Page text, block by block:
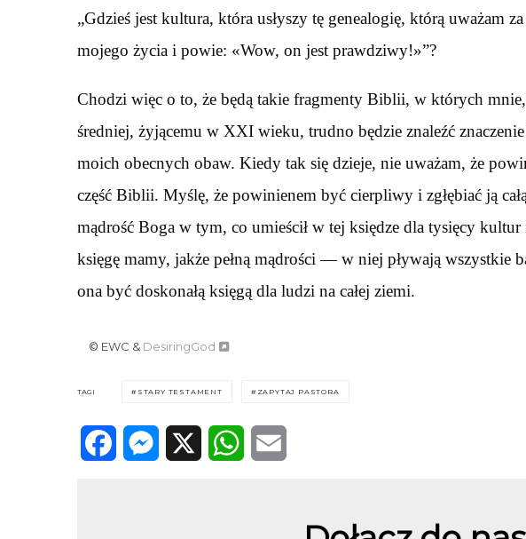
„Gdzieś jest kultura, która usłyszy tę genealogię, którą uważam
mojego życia i powie: «Wow, on jest prawdziwy!»”?
Chodzi więc o to, że będą takie fragmenty Biblii, w których
średniej, żyjącemu w XXI wieku, trudno będzie znaleźć
moich obecnych obaw. Kiedy tak się dzieje, nie uważam, że
część Biblii. Myślę, że powinienem być cierpliwy i zgłębiać ją
mądrość Boga w tym, co umieścił w tej księdze dla tysięcy kultur
księgę mamy, jakże pełną mądrości — w niej pływają wszystkie
ona być doskonałą księgą dla ludzi na całej ziemi.
© EWC & DesiringGod
TAGI STARY TESTAMENT ZAPYTAJ PASTORA